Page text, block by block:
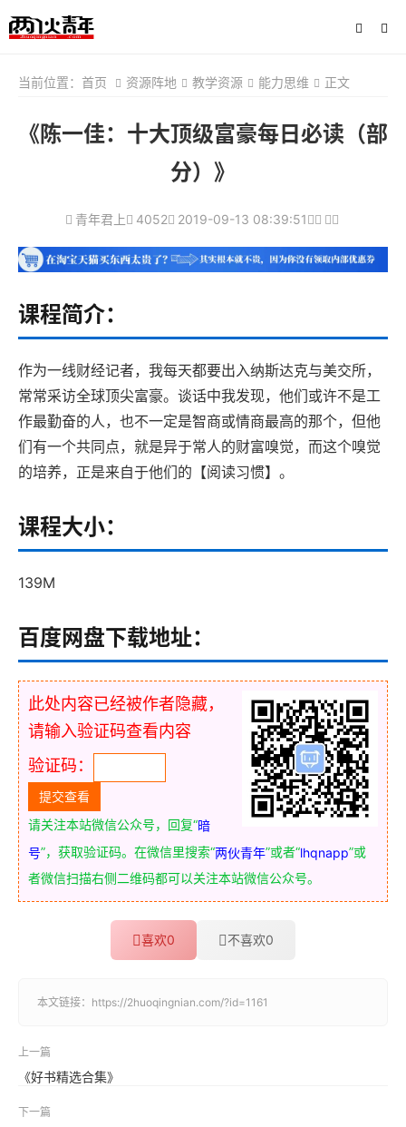
当前位置： 首页 资源阵地 教学资源 能力思维 正文
《陈一佳：十大顶级富豪每日必读（部
分）》
青年君上 4052 2019-09-13 08:39:51
课程简介：
作为一线财经记者，我每天都要出入纳斯达克与美交所，
常常采访全球顶尖富豪。谈话中我发现，他们或许不是工
作最勤奋的人，也不一定是智商或情商最高的那个，但他
们有一个共同点，就是异于常人的财富嗅觉，而这个嗅觉
的培养，正是来自于他们的【阅读习惯】。
课程大小：
139M
百度网盘下载地址：
此处内容已经被作者隐藏，
请输入验证码查看内容
验证码：
请关注本站微信公众号，回复“暗
号”，获取验证码。在微信里搜索“两伙青年”或者“lhqnapp”或
者微信扫描右侧二维码都可以关注本站微信公众号。
喜欢0 不喜欢0
本文链接： https://2huoqingnian.com/?id=1161
上一篇
《好书精选合集》
下一篇